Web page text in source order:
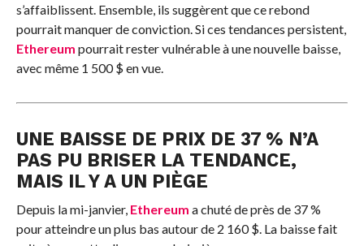
s’affaiblissent. Ensemble, ils suggèrent que ce rebond
pourrait manquer de conviction. Si ces tendances persistent,
Ethereum pourrait rester vulnérable à une nouvelle baisse,
avec même 1 500 $ en vue.
UNE BAISSE DE PRIX DE 37 % N’A
PAS PU BRISER LA TENDANCE,
MAIS IL Y A UN PIÈGE
Depuis la mi-janvier, Ethereum a chuté de près de 37 %
pour atteindre un plus bas autour de 2 160 $. La baisse fait